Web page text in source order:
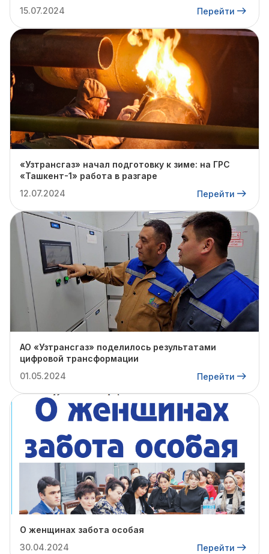
15.07.2024
Перейти
«Узтрансгаз» начал подготовку к зиме: на ГРС
«Ташкент-1» работа в разгаре
12.07.2024
Перейти
АО «Узтрансгаз» поделилось результатами
цифровой трансформации
01.05.2024
Перейти
О женщинах забота особая
30.04.2024
Перейти